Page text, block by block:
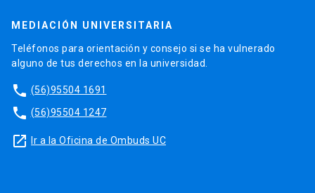
MEDIACIÓN UNIVERSITARIA
Teléfonos para orientación y consejo si se ha vulnerado
alguno de tus derechos en la universidad.
phone (56)95504 1691
phone (56)95504 1247
launch Ir a la Oficina de Ombuds UC